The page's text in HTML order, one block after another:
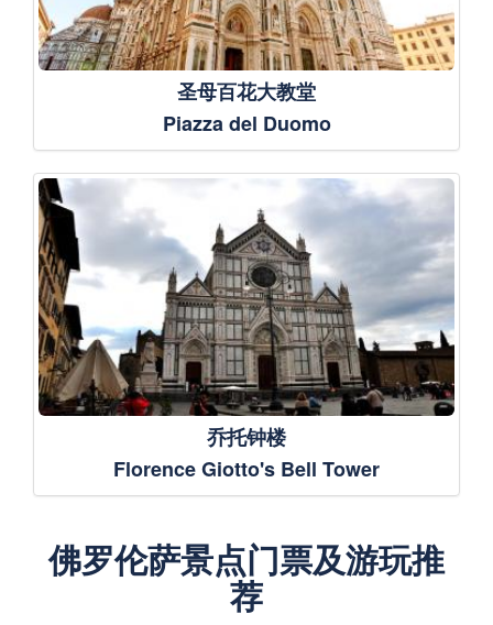
圣母百花大教堂
Piazza del Duomo
乔托钟楼
Florence Giotto's Bell Tower
佛罗伦萨景点门票及游玩推
荐